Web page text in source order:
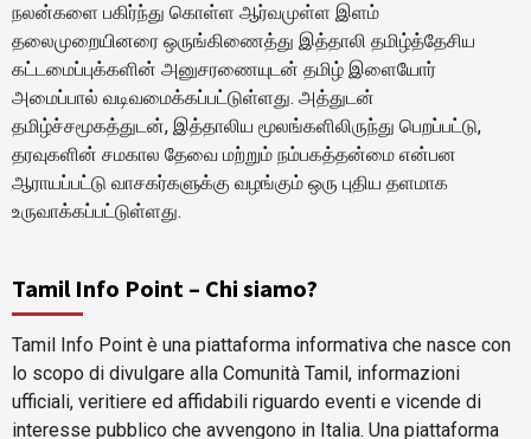
நலன்களை பகிர்ந்து கொள்ள ஆர்வமுள்ள இளம்
தலைமுறையினரை ஒருங்கிணைத்து இத்தாலி தமிழ்த்தேசிய
கட்டமைப்புக்களின் அனுசரணையுடன் தமிழ் இளையோர்
அமைப்பால் வடிவமைக்கப்பட்டுள்ளது. அத்துடன்
தமிழ்ச்சமூகத்துடன், இத்தாலிய மூலங்களிலிருந்து பெறப்பட்டு,
தரவுகளின் சமகால தேவை மற்றும் நம்பகத்தன்மை என்பன
ஆராயப்பட்டு வாசகர்களுக்கு வழங்கும் ஒரு புதிய தளமாக
உருவாக்கப்பட்டுள்ளது.
Tamil Info Point – Chi siamo?
Tamil Info Point è una piattaforma informativa che nasce con
lo scopo di divulgare alla Comunità Tamil, informazioni
ufficiali, veritiere ed affidabili riguardo eventi e vicende di
interesse pubblico che avvengono in Italia. Una piattaforma